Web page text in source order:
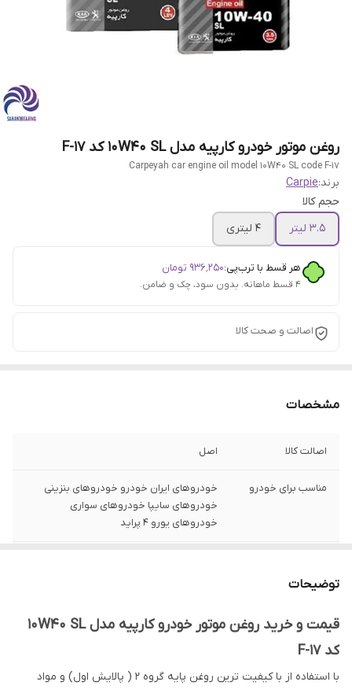
روغن موتور خودرو کارپیه مدل 10W40 SL کد F-17
Carpeyah car engine oil model 10W40 SL code F-17
برند:Carpie
حجم کالا
3.5 لیتر
4 لیتری
هر قسط با ترب‌پی:۹۳۶٬۲۵۰ تومان
۴ قسط ماهانه. بدون سود، چک و ضامن.
اصالت و صحت کالا
مشخصات
اصالت کالا اصل
مناسب برای خودرو
خودروهای ایران خودرو خودروهای بنزینی
خودروهای سایپا خودروهای سواری
خودروهای یورو ۴ پراید
توضیحات
قیمت و خرید روغن موتور خودرو کارپیه مدل 10W40 SL
کد F-17
با استفاده از با کیفیت ترین روغن پایه گروه ۲ ( پالایش اول) و مواد